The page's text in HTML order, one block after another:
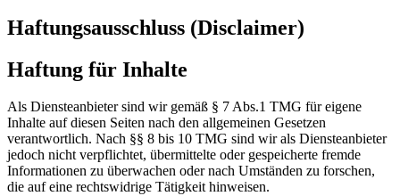
Haftungsausschluss (Disclaimer)
Haftung für Inhalte
Als Diensteanbieter sind wir gemäß § 7 Abs.1 TMG für eigene
Inhalte auf diesen Seiten nach den allgemeinen Gesetzen
verantwortlich. Nach §§ 8 bis 10 TMG sind wir als Diensteanbieter
jedoch nicht verpflichtet, übermittelte oder gespeicherte fremde
Informationen zu überwachen oder nach Umständen zu forschen,
die auf eine rechtswidrige Tätigkeit hinweisen.